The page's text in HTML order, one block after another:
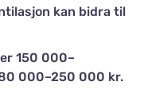
kan bidra til
150 000–
000–250 000 kr.